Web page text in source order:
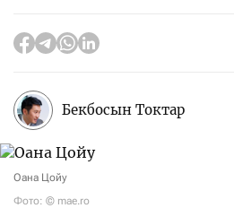
Бекбосын Токтар
Оана Цойу
Фото: © mae.ro